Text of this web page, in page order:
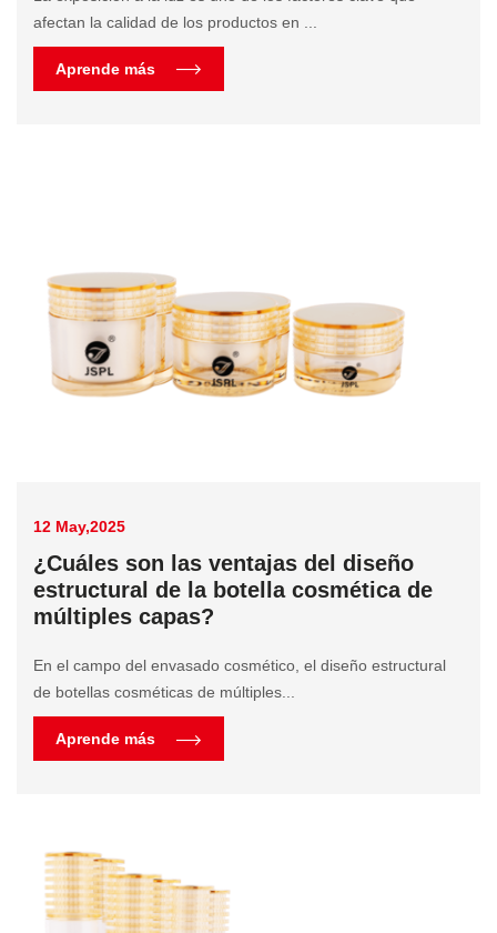
afectan la calidad de los productos en ...
Aprende más
12 May,2025
¿Cuáles son las ventajas del diseño
estructural de la botella cosmética de
múltiples capas?
En el campo del envasado cosmético, el diseño estructural
de botellas cosméticas de múltiples...
Aprende más